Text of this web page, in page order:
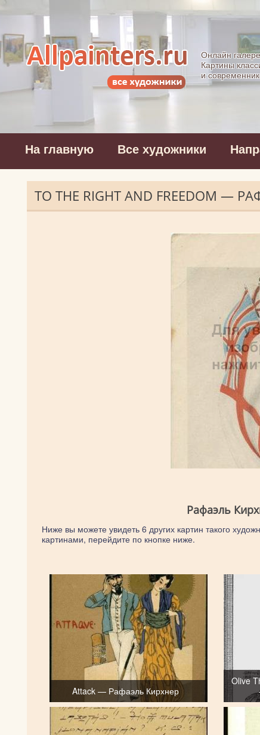
Allpainters.ru -
Онлайн
Картины
и
На главную Все художники
TO THE RIGHT AND FREEDOM —
Рафаэль
Ниже вы можете увидеть 6 других картин такого
картинами, перейдите по кнопке ниже.
Attack — Рафаэль Кирхнер
Olive